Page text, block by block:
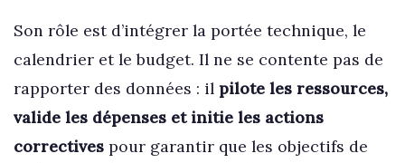
Son rôle est d’intégrer la portée technique, le
calendrier et le budget. Il ne se contente pas de
rapporter des données : il pilote les ressources,
valide les dépenses et initie les actions
correctivespour garantir que les objectifs de